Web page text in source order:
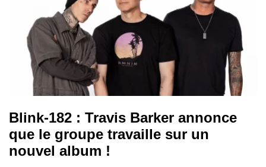
Blink-182 : Travis Barker annonce
que le groupe travaille sur un
nouvel album !